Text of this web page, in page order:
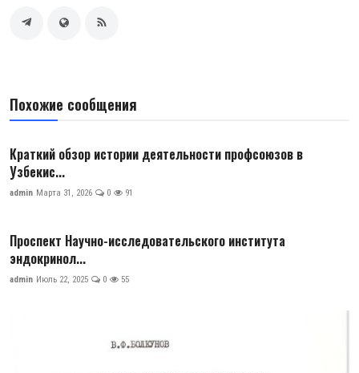
Похожие сообщения
Краткий обзор истории деятельности профсоюзов в
Узбекис...
admin Марта 31, 2026 0 91
Проспект Научно-исследовательского института
эндокринол...
admin Июль 22, 2025 0 55